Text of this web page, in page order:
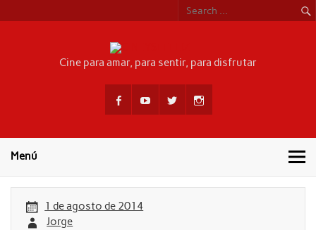
content
Cine para amar, para sentir, para disfrutar
Menú
1 de agosto de 2014
Jorge